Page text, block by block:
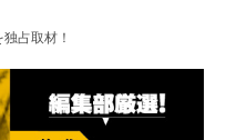
占取材！